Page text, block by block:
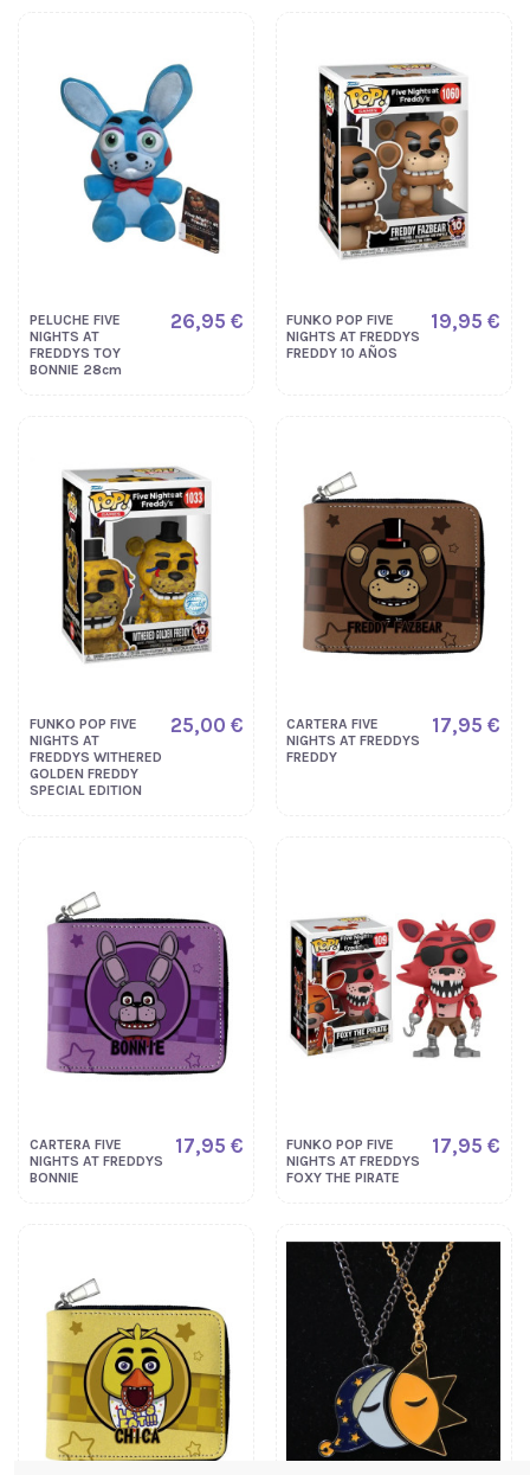
PELUCHE FIVE
NIGHTS AT
FREDDYS TOY
BONNIE 28cm
26,95 €
FUNKO POP FIVE
NIGHTS AT FREDDYS
FREDDY 10 AÑOS
19,95 €
FUNKO POP FIVE
NIGHTS AT
FREDDYS WITHERED
GOLDEN FREDDY
SPECIAL EDITION
25,00 €
CARTERA FIVE
NIGHTS AT FREDDYS
FREDDY
17,95 €
CARTERA FIVE
NIGHTS AT FREDDYS
BONNIE
17,95 €
FUNKO POP FIVE
NIGHTS AT FREDDYS
FOXY THE PIRATE
17,95 €